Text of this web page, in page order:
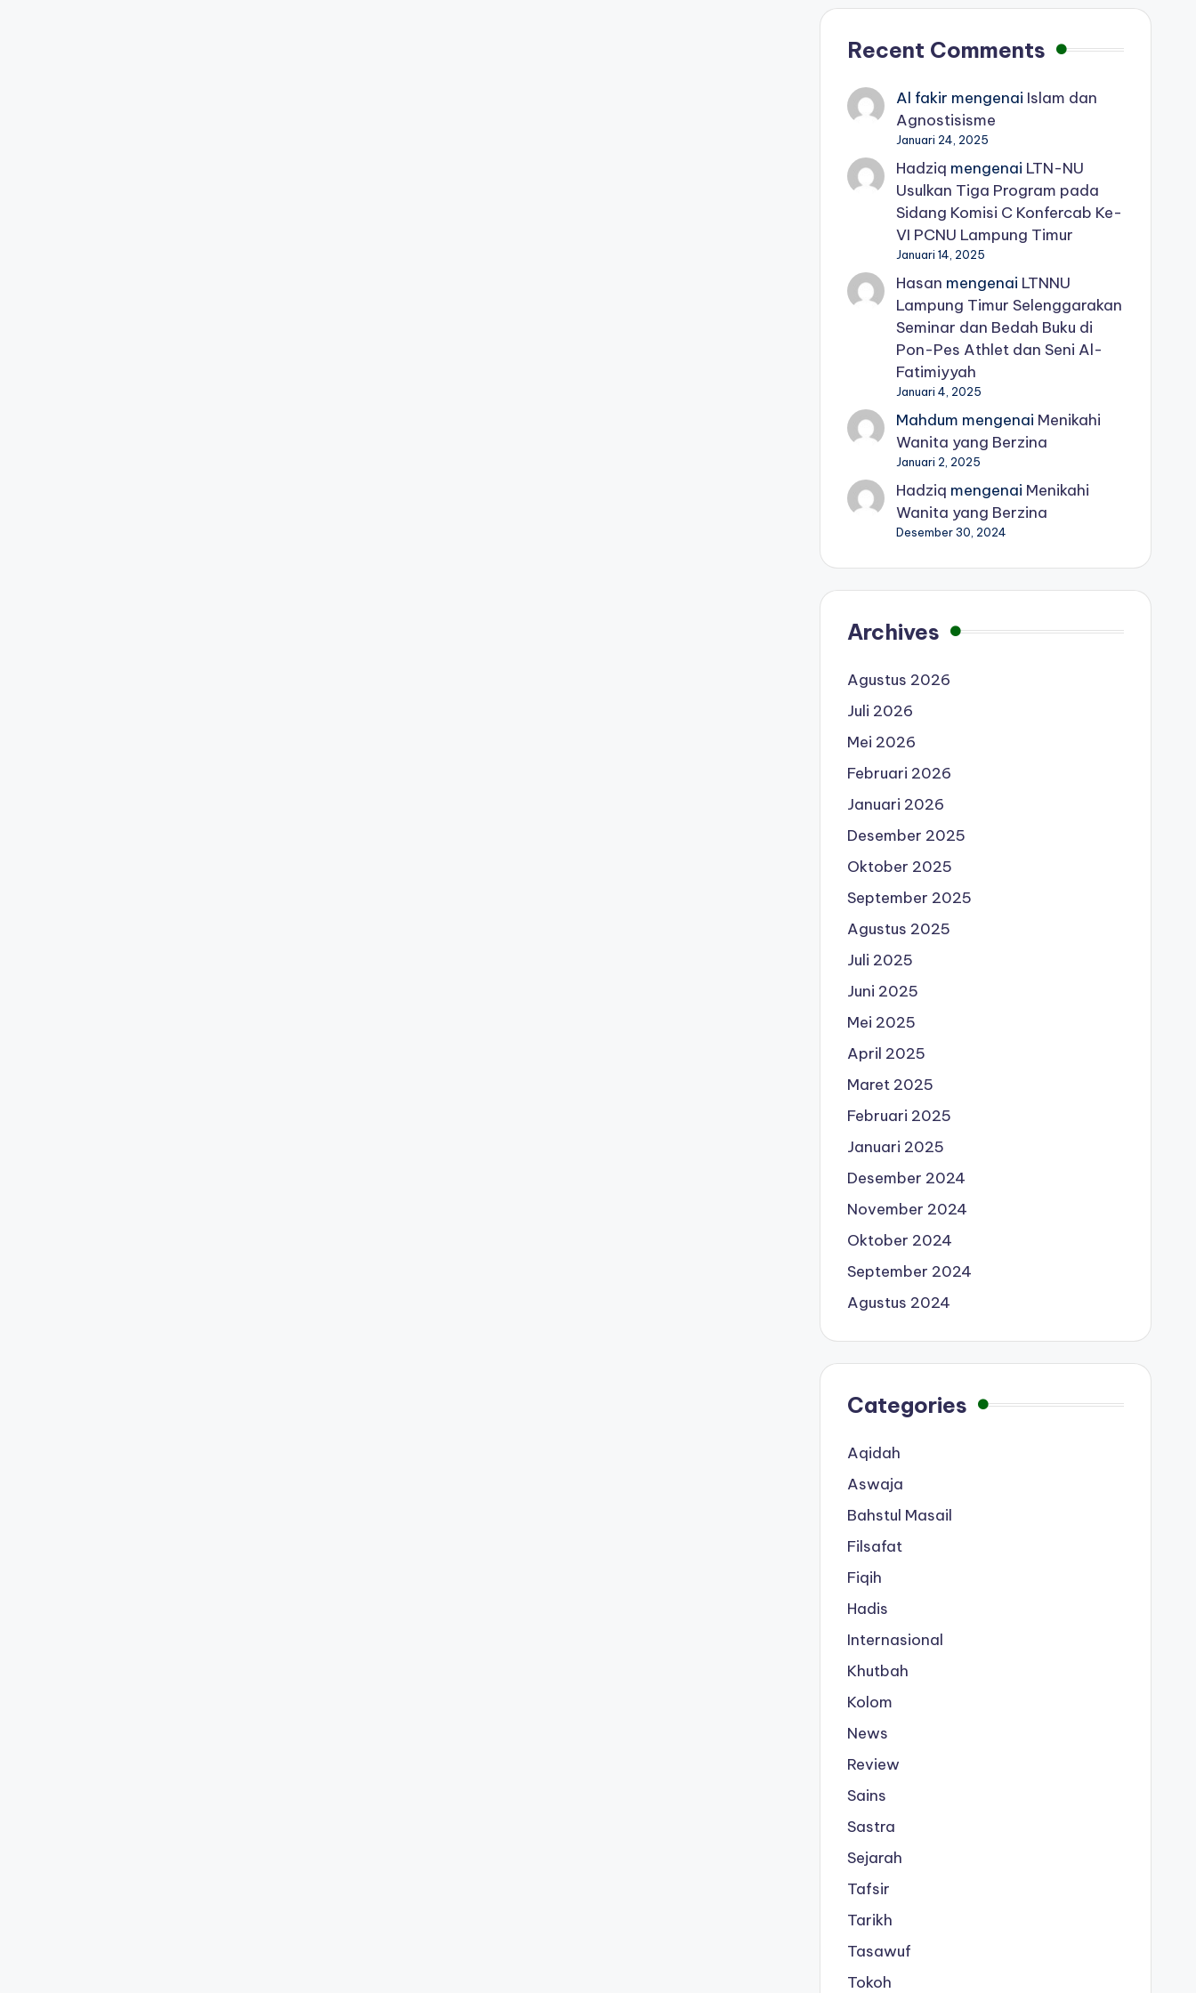
Recent Comments
Al fakir mengenai Islam dan
Agnostisisme
Januari 24, 2025
Hadziq mengenai LTN-NU
Usulkan Tiga Program pada
Sidang Komisi C Konfercab Ke-
VI PCNU Lampung Timur
Januari 14, 2025
Hasan mengenai LTNNU
Lampung Timur Selenggarakan
Seminar dan Bedah Buku di
Pon-Pes Athlet dan Seni Al-
Fatimiyyah
Januari 4, 2025
Mahdum mengenai Menikahi
Wanita yang Berzina
Januari 2, 2025
Hadziq mengenai Menikahi
Wanita yang Berzina
Desember 30, 2024
Archives
Agustus 2026
Juli 2026
Mei 2026
Februari 2026
Januari 2026
Desember 2025
Oktober 2025
September 2025
Agustus 2025
Juli 2025
Juni 2025
Mei 2025
April 2025
Maret 2025
Februari 2025
Januari 2025
Desember 2024
November 2024
Oktober 2024
September 2024
Agustus 2024
Categories
Aqidah
Aswaja
Bahstul Masail
Filsafat
Fiqih
Hadis
Internasional
Khutbah
Kolom
News
Review
Sains
Sastra
Sejarah
Tafsir
Tarikh
Tasawuf
Tokoh